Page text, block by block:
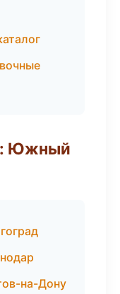
Южный
на-Дону